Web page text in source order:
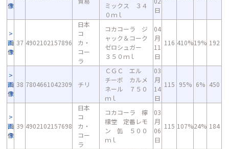
像
ミックス ３４
０ｍｌ
日
画
像
37 4902102157896
日本
コ
カ・
コー
ラ
コカコーラ ジ
ャック＆コーク
ゼロシュガー
３５０ｍｌ
04
月
11
日
116 410%19% 192
画
像
38 7804661042309 チリ
ＣＧＣ エル
チーボ カルメ
ネール ７５０
ｍｌ
03
月
14
日
115 95% 6% 450
画
像
39 4902102157698
日本
コ
カ・
コー
ラ
コカコーラ 檸
檬堂 定番レモ
ン 缶 ５００
ｍｌ
03
月
06
日
115 107%24% 184